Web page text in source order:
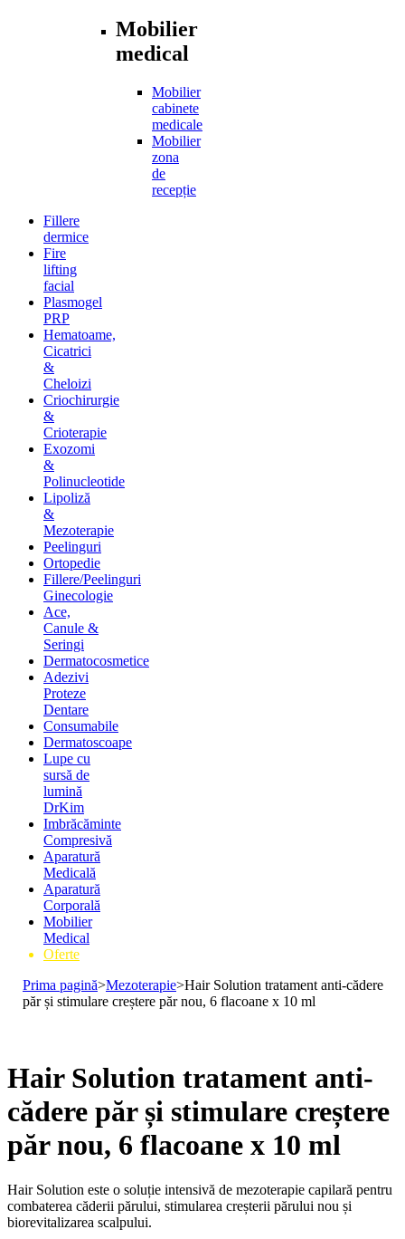
Mobilier
medical
Mobilier
cabinete
medicale
Mobilier
zona
de
recepție
Fillere
dermice
Fire
lifting
facial
Plasmogel
PRP
Hematoame,
Cicatrici
&
Cheloizi
Criochirurgie
&
Crioterapie
Exozomi
&
Polinucleotide
Lipoliză
&
Mezoterapie
Peelinguri
Ortopedie
Fillere/Peelinguri
Ginecologie
Ace,
Canule &
Seringi
Dermatocosmetice
Adezivi
Proteze
Dentare
Consumabile
Dermatoscoape
Lupe cu
sursă de
lumină
DrKim
Imbrăcăminte
Compresivă
Aparatură
Medicală
Aparatură
Corporală
Mobilier
Medical
Oferte
Prima pagină>Mezoterapie>Hair Solution tratament anti-cădere
păr și stimulare creștere păr nou, 6 flacoane x 10 ml
Hair Solution tratament anti-
cădere păr și stimulare creștere
păr nou, 6 flacoane x 10 ml
Hair Solution este o soluție intensivă de mezoterapie capilară pentru
combaterea căderii părului, stimularea creșterii părului nou și
biorevitalizarea scalpului.